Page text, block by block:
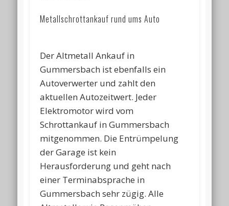
Metallschrottankauf rund ums Auto
Der Altmetall Ankauf in
Gummersbach ist ebenfalls ein
Autoverwerter und zahlt den
aktuellen Autozeitwert. Jeder
Elektromotor wird vom
Schrottankauf in Gummersbach
mitgenommen. Die Entrümpelung
der Garage ist kein
Herausforderung und geht nach
einer Terminabsprache in
Gummersbach sehr zügig. Alle